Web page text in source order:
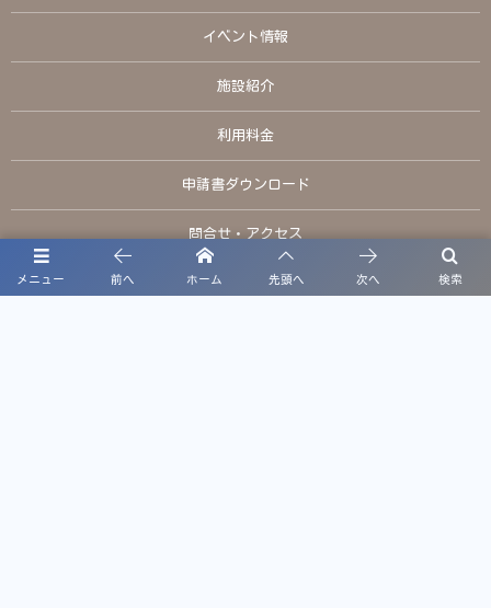
メニュー 検索
前へ ホーム 先頭へ 次へ
イベント情報
施設紹介
利用料金
申請書ダウンロード
問合せ・アクセス